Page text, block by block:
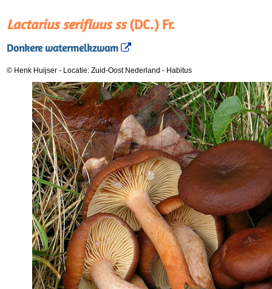
Lactarius serifluus ss(DC.) Fr.
Donkere watermelkzwam
© Henk Huijser - Locatie: Zuid-Oost Nederland - Habitus